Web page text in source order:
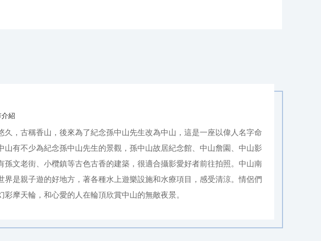
紹
久，古稱香山，後來為了紀念孫中山先生改為中山，這是一座以偉人名字命
山有不少為紀念孫中山先生的景觀，孫中山故居紀念館、中山詹園、中山影
孫文老街、小欖鎮等古色古香的建築，很適合攝影愛好者前往拍照。中山南
界是親子遊的好地方，著各種水上遊樂設施和水療項目，感受清涼。情侶們
彩摩天輪，和心愛的人在輪頂欣賞中山的無敵夜景。